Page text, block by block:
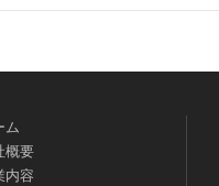
ム
概要
内容